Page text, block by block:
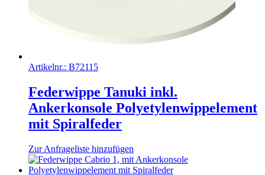
Artikelnr.: B72115
Federwippe Tanuki inkl.
Ankerkonsole Polyetylenwippelement
mit Spiralfeder
Zur Anfrageliste hinzufügen